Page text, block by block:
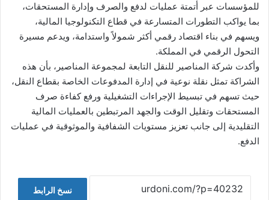
للمؤسسات عبر أتمتة عمليات لدفع والصرف وإدارة المستحقات،
بما يواكب التطورات المتسارعة في قطاع التكنولوجيا المالية،
ويسهم في بناء اقتصاد رقمي أكثر شمولاً واستدامة، ويدعم مسيرة
التحول الرقمي في المملكة.
وأكدت شركة المناصير للنقل التابعة لمجموعة المناصير، بأن هذه
الشراكة تمثل نقلة نوعية في إدارة المدفوعات الخاصة بقطاع النقل،
حيث تسهم في تبسيط الإجراءات التشغيلية ورفع كفاءة صرف
المستحقات وتقليل الوقت والجهد المرتبطين بالعمليات المالية
التقليدية إلى جانب تعزيز مستويات الشفافية والموثوقية في عمليات
الدفع.
نسخ الرابط